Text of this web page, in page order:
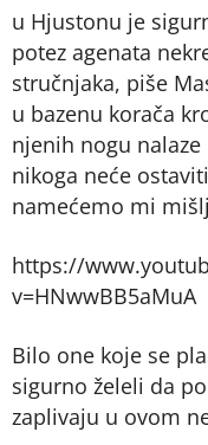
u Hjustonu je
potez agenata
stručnjaka, piše
u bazenu korača
njenih nogu
nikoga neće
namećemo mi
https://
v=HNwwBB5aMuA
Bilo one koje se
sigurno želeli da
zaplivaju u ovom